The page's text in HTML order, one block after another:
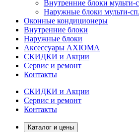
Внутренние блоки мульти-
Наружные блоки мульти-
Оконные кондиционеры
Внутренние блоки
Наружные блоки
Аксессуары AXIOMA
СКИДКИ и Акции
Сервис и ремонт
Контакты
СКИДКИ и Акции
Сервис и ремонт
Контакты
Каталог и цены